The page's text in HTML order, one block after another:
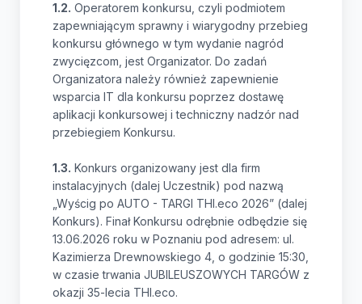
1.2. Operatorem konkursu, czyli podmiotem
zapewniającym sprawny i wiarygodny przebieg
konkursu głównego w tym wydanie nagród
zwycięzcom, jest Organizator. Do zadań
Organizatora należy również zapewnienie
wsparcia IT dla konkursu poprzez dostawę
aplikacji konkursowej i techniczny nadzór nad
przebiegiem Konkursu.
1.3. Konkurs organizowany jest dla firm
instalacyjnych (dalej Uczestnik) pod nazwą
„Wyścig po AUTO - TARGI THI.eco 2026” (dalej
Konkurs). Finał Konkursu odrębnie odbędzie się
13.06.2026 roku w Poznaniu pod adresem: ul.
Kazimierza Drewnowskiego 4, o godzinie 15:30,
w czasie trwania JUBILEUSZOWYCH TARGÓW z
okazji 35-lecia THI.eco.